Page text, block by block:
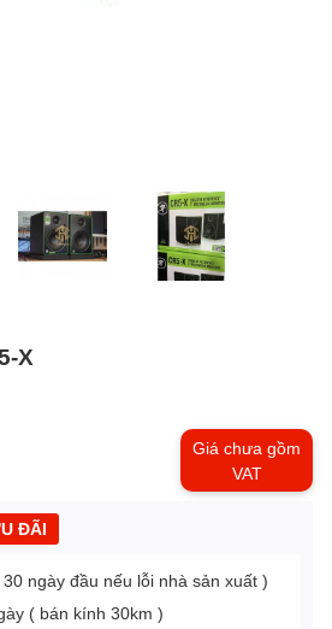
X
Giá chưa gồm
VAT
ĐÃI
ngày đầu nếu lỗi nhà sản xuất )
( bán kính 30km )